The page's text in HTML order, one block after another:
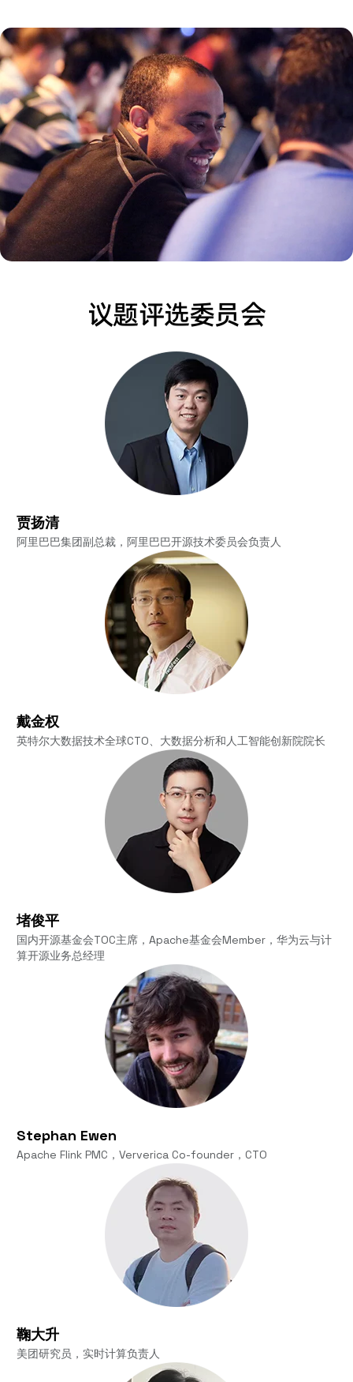
议题评选委员会
贾扬清
阿里巴巴集团副总裁，阿里巴巴开源技术委员会负责人
戴金权
英特尔大数据技术全球CTO、大数据分析和人工智能创新院院长
堵俊平
国内开源基金会TOC主席，Apache基金会Member，华为云与计
算开源业务总经理
Stephan Ewen
Apache Flink PMC，Ververica Co-founder，CTO
鞠大升
美团研究员，实时计算负责人